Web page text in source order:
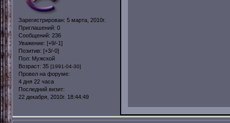
Зарегистрирован: 5 марта, 2010г.
Приглашений: 0
Сообщений: 236
Уважение: [+9/-1]
Позитив: [+3/-0]
Пол: Мужской
Возраст: 35 [1991-04-30]
Провел на форуме:
4 дня 22 часа
Последний визит:
22 декабря, 2010г. 18:44:49